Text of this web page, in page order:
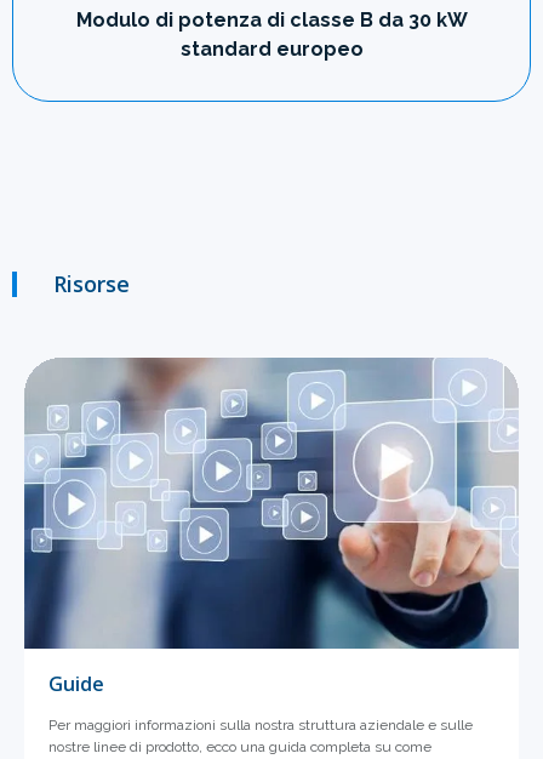
Modulo di potenza di classe B da 30 kW
standard europeo
Risorse
Guide
Per maggiori informazioni sulla nostra struttura aziendale e sulle
nostre linee di prodotto, ecco una guida completa su come